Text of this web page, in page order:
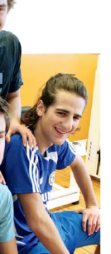
yoghurt og
av de
soya).
dl
eller